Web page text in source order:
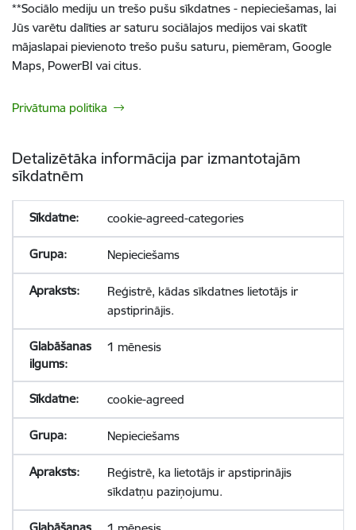
**Sociālo mediju un trešo pušu sīkdatnes - nepieciešamas, lai
Jūs varētu dalīties ar saturu sociālajos medijos vai skatīt
mājaslapai pievienoto trešo pušu saturu, piemēram, Google
Maps, PowerBI vai citus.
Privātuma politika
Detalizētāka informācija par izmantotajām
sīkdatnēm
cookie-agreed-categories
Nepieciešams
Reģistrē, kādas sīkdatnes lietotājs ir
apstiprinājis.
1 mēnesis
cookie-agreed
Nepieciešams
Reģistrē, ka lietotājs ir apstiprinājis
sīkdatņu paziņojumu.